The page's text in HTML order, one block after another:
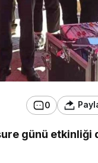
0
günü etkinliği